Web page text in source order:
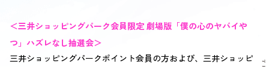
＜三井ショッピングパーク会員限定 劇場版「僕の心のヤバイや
つ」ハズレなし抽選会＞
三井ショッピングパークポイント会員の方および、三井ショッピ